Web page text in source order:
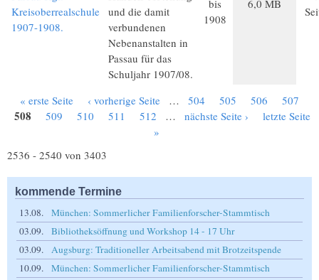
Kreisoberrealschule
1907-1908.
und die damit
verbundenen
Nebenanstalten in
Passau für das
Schuljahr 1907/08.
bis
1908
6,0 MB
Seiten
« erste Seite ‹ vorherige Seite … 504 505 506 507
508 509 510 511 512 … nächste Seite ›
letzte Seite
»
2536 - 2540 von 3403
kommende Termine
13.08.
München: Sommerlicher Familienforscher-Stammtisch
03.09.
Bibliotheksöffnung und Workshop 14 - 17 Uhr
03.09.
Augsburg: Traditioneller Arbeitsabend mit Brotzeitspende
10.09.
München: Sommerlicher Familienforscher-Stammtisch